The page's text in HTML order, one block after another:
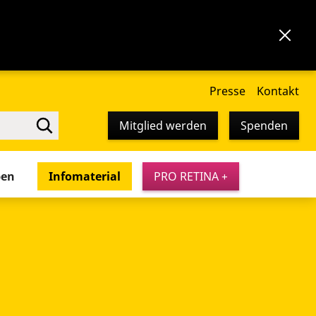
Presse Kontakt
Mitglied werden Spenden
Infomaterial PRO RETINA +